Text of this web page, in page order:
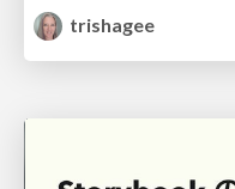
trishagee